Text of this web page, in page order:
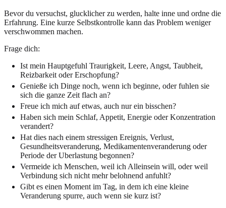
Bevor du versuchst, glucklicher zu werden, halte inne und ordne die
Erfahrung. Eine kurze Selbstkontrolle kann das Problem weniger
verschwommen machen.
Frage dich:
Ist mein Hauptgefuhl Traurigkeit, Leere, Angst, Taubheit,
Reizbarkeit oder Erschopfung?
Genieße ich Dinge noch, wenn ich beginne, oder fuhlen sie
sich die ganze Zeit flach an?
Freue ich mich auf etwas, auch nur ein bisschen?
Haben sich mein Schlaf, Appetit, Energie oder Konzentration
verandert?
Hat dies nach einem stressigen Ereignis, Verlust,
Gesundheitsveranderung, Medikamentenveranderung oder
Periode der Uberlastung begonnen?
Vermeide ich Menschen, weil ich Alleinsein will, oder weil
Verbindung sich nicht mehr belohnend anfuhlt?
Gibt es einen Moment im Tag, in dem ich eine kleine
Veranderung spurre, auch wenn sie kurz ist?